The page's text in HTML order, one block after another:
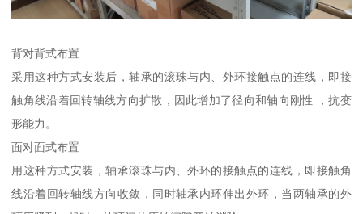
背对背式布置
采用这种方式安装后，轴承的滚珠与内、外环接触点的连线，即接
触角线沿着回转轴线方向扩散，因此增加了径向和轴向刚性 ，抗变
形能力。
面对面式布置
用这种方式安装，轴承滚珠与内、外环的接触点的连线，即接触角
线沿着回转轴线方向收敛，同时轴承内环伸出外环，当两轴承的外